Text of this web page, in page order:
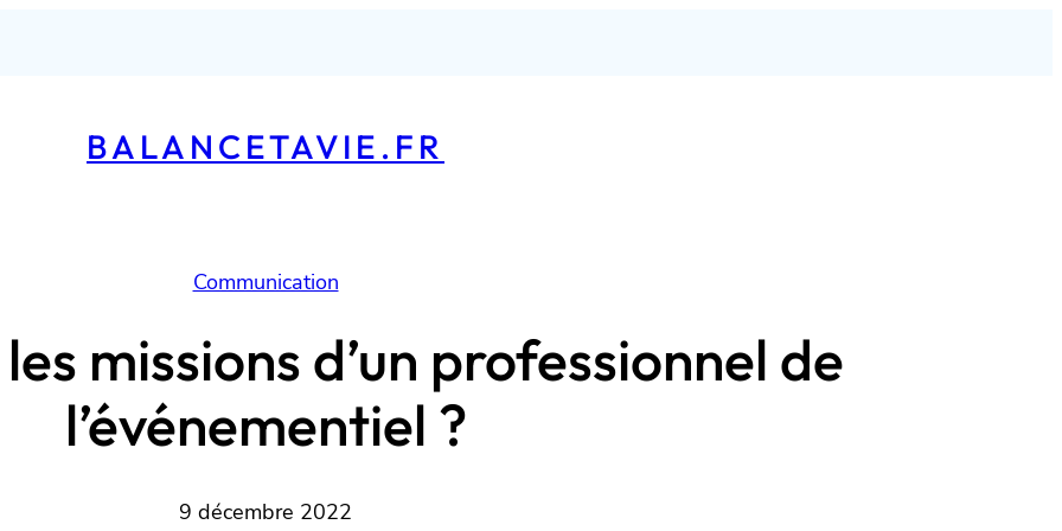
BALANCETAVIE.FR
Communication
missions d’un professionnel de
l’événementiel ?
9 décembre 2022